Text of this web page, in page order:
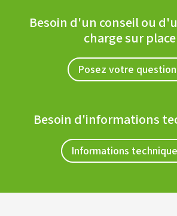
Besoin d'un conseil ou
charge sur place
Posez votre question
Besoin d'informations
Informations